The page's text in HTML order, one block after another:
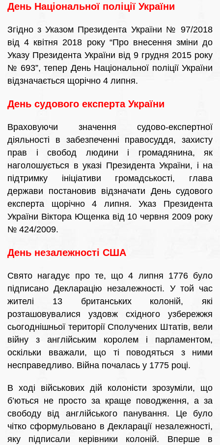
День Національної поліції України
Згідно з Указом Президента України № 97/2018
від 4 квітня 2018 року “Про внесення зміни до
Указу Президента України від 9 грудня 2015 року
№ 693”, тепер День Національної поліції України
відзначається щорічно 4 липня.
День судового експерта України
Враховуючи значення судово-експертної
діяльності в забезпеченні правосуддя, захисту
прав і свобод людини і громадянина, як
наголошується в указі Президента України, і на
підтримку ініціативи громадськості, глава
держави постановив відзначати День судового
експерта щорічно 4 липня. Указ Президента
України Віктора Ющенка від 10 червня 2009 року
№ 424/2009.
День незалежності США
Свято нагадує про те, що 4 липня 1776 було
підписано Декларацію незалежності. У той час
жителі 13 британських колоній, які
розташовувалися уздовж східного узбережжя
сьогоднішньої території Сполучених Штатів, вели
війну з англійським королем і парламентом,
оскільки вважали, що ті поводяться з ними
несправедливо. Війна почалась у 1775 році.
В ході військових дій колоністи зрозуміли, що
б’ються не просто за краще поводження, а за
свободу від англійського панування. Це було
чітко сформульовано в Декларації незалежності,
яку підписали керівники колоній. Вперше в